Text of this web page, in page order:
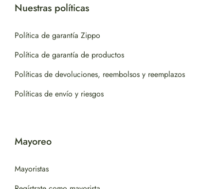
Nuestras políticas
Política de garantía Zippo
Política de garantía de productos
Políticas de devoluciones, reembolsos y reemplazos
Políticas de envío y riesgos
Mayoreo
Mayoristas